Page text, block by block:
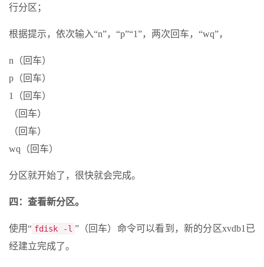
行分区；
根据提示，依次输入“n”，“p”“1”，两次回车，“wq”，
n（回车）
p（回车）
1（回车）
（回车）
（回车）
wq（回车）
分区就开始了，很快就会完成。
四：查看新分区。
使用“ fdisk -l ”（回车）命令可以看到，新的分区xvdb1已
经建立完成了。